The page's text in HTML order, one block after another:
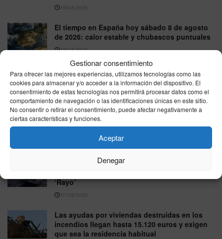
Gestionar consentimiento
Para ofrecer las mejores experiencias, utilizamos tecnologías como las
cookies para almacenar y/o acceder a la información del dispositivo. El
consentimiento de estas tecnologías nos permitirá procesar datos como el
comportamiento de navegación o las identificaciones únicas en este sitio.
No consentir o retirar el consentimiento, puede afectar negativamente a
ciertas características y funciones.
Aceptar
Denegar
08/08/2026
El tiempo en España hoy sábado 8 de agosto
de 2026: calor estable y chubascos puntuales
08/08/2026
Interior refuerza Ceuta con otros 45 agentes de
la UIP y eleva a 270 el despliegue policial
07/08/2026
Melilla reprocha al Gobierno su ausencia en el
Parlamento Europeo durante el debate sobre la
La Armada refuerza Ceuta con las fragatas
‘Rayo’
07/08/2026
Las ayudas por viviendas destruidas en los
incendios llegan hasta 15.120 euros y exigen
que sea la residencia habitual